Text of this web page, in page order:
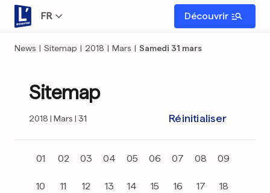
FR Découvrir
News | Sitemap | 2018 | Mars | Samedi 31 mars
Sitemap
2018 Mars 31 Réinitialiser
01 02 03 04 05 06 07 08 09
10 11 12 13 14 15 16 17 18